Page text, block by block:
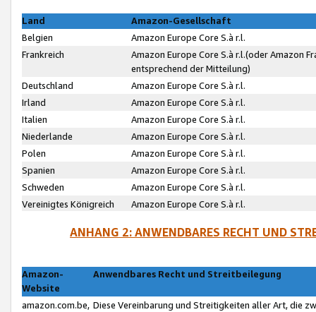
Land
Amazon-Gesellschaft
Belgien
Amazon Europe Core S.à r.l.
Frankreich
Amazon Europe Core S.à r.l.(oder Amazon
entsprechend der Mitteilung)
Deutschland
Amazon Europe Core S.à r.l.
Irland
Amazon Europe Core S.à r.l.
Italien
Amazon Europe Core S.à r.l.
Niederlande
Amazon Europe Core S.à r.l.
Polen
Amazon Europe Core S.à r.l.
Spanien
Amazon Europe Core S.à r.l.
Schweden
Amazon Europe Core S.à r.l.
Vereinigtes Königreich
Amazon Europe Core S.à r.l.
ANHANG 2: ANWENDBARES RECHT UND
Amazon-
Website
Anwendbares Recht und Streitbeilegung
amazon.com.be, Diese Vereinbarung und Streitigkeiten aller Art, die